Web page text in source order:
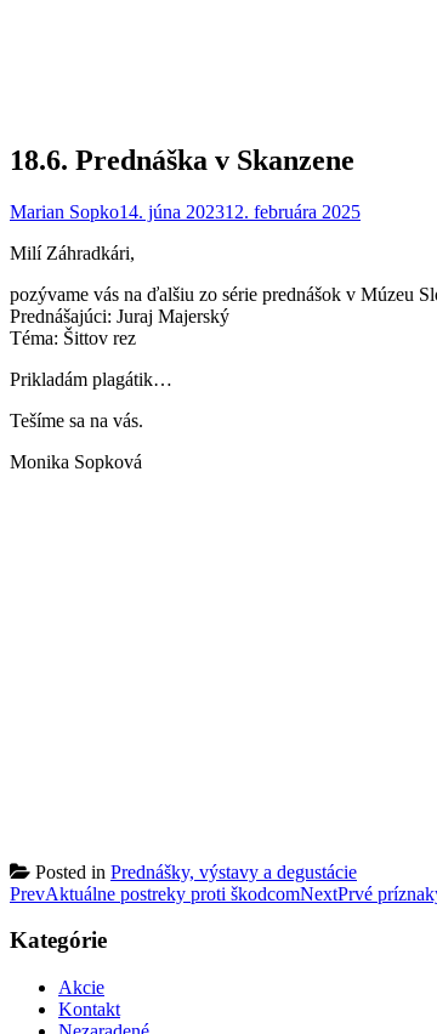
18.6. Prednáška v Skanzene
Marian Sopko14. júna 202312. februára 2025
Milí Záhradkári,
pozývame vás na ďalšiu zo série prednášok v Múzeu
Prednášajúci: Juraj Majerský
Téma: Šittov rez
Prikladám plagátik…
Tešíme sa na vás.
Monika Sopková
Posted in Prednášky, výstavy a degustácie
Post
navigation
PrevAktuálne postreky proti škodcomNextPrvé
Kategórie
Akcie
Kontakt